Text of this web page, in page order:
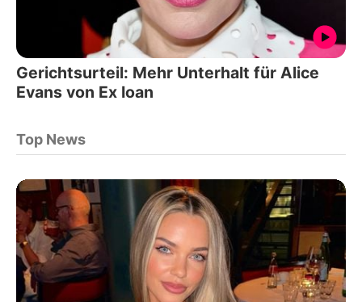
Gerichtsurteil: Mehr Unterhalt für Alice
Evans von Ex Ioan
Top News